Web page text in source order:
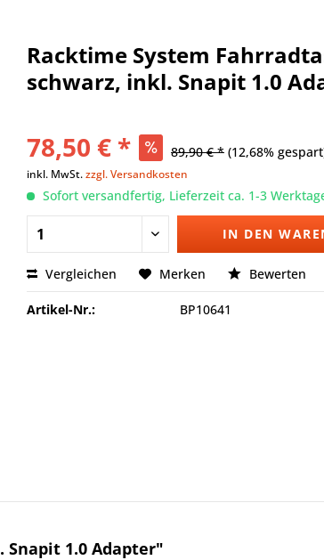
Racktime System
schwarz, inkl. Snapit 1.0
78,50 € * 89,90 € * (12,68%
inkl. MwSt.zzgl. Versandkosten
Sofort versandfertig, Lieferzeit ca. 1-3
IN DEN
Vergleichen Merken Bewerten
Artikel-Nr.: BP10641
1.0 Adapter"